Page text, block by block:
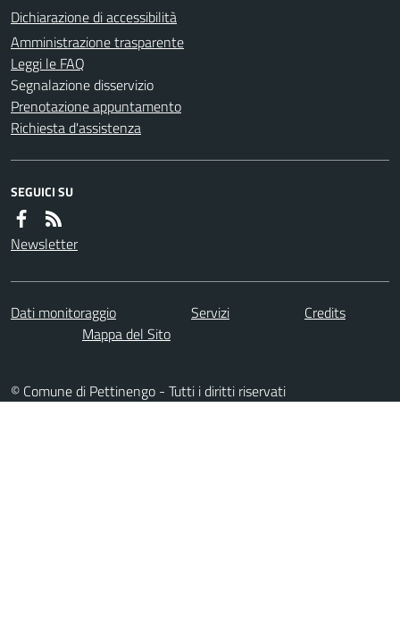
Dichiarazione di accessibilità
Amministrazione trasparente
Leggi le FAQ
Segnalazione disservizio
Prenotazione appuntamento
Richiesta d'assistenza
SEGUICI SU
Newsletter
Dati monitoraggio Servizi
Credits
Mappa del Sito
© Comune di Pettinengo - Tutti i diritti riservati